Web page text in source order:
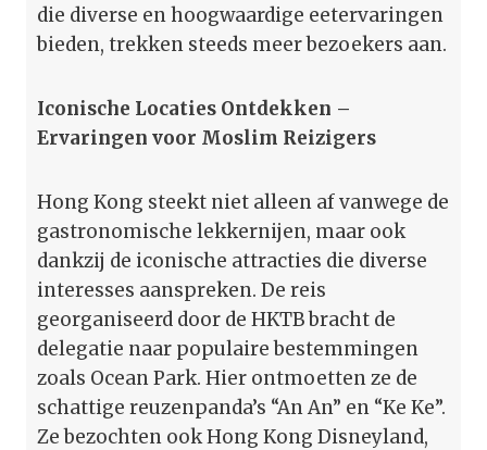
die diverse en hoogwaardige eetervaringen
bieden, trekken steeds meer bezoekers aan.
Iconische Locaties Ontdekken –
Ervaringen voor Moslim Reizigers
Hong Kong steekt niet alleen af vanwege de
gastronomische lekkernijen, maar ook
dankzij de iconische attracties die diverse
interesses aanspreken. De reis
georganiseerd door de HKTB bracht de
delegatie naar populaire bestemmingen
zoals Ocean Park. Hier ontmoetten ze de
schattige reuzenpanda’s “An An” en “Ke Ke”.
Ze bezochten ook Hong Kong Disneyland,